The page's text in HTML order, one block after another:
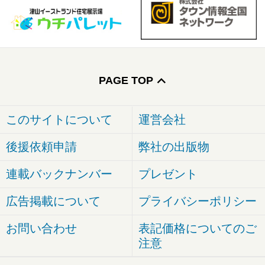
PAGE TOP
このサイトについて 運営会社
後援依頼申請 弊社の出版物
連載バックナンバー プレゼント
広告掲載について プライバシーポリシー
お問い合わせ
表記価格についてのご
注意